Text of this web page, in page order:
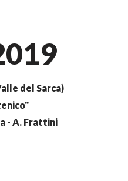
del Sarca)
- A. Frattini